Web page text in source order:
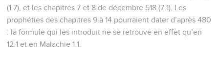
(1.7), et les chapitres 7 et 8 de décembre 518 (7.1). Les
prophéties des chapitres 9 à 14 pourraient dater d’après 480
: la formule qui les introduit ne se retrouve en effet qu’en
12.1 et en Malachie 1.1.